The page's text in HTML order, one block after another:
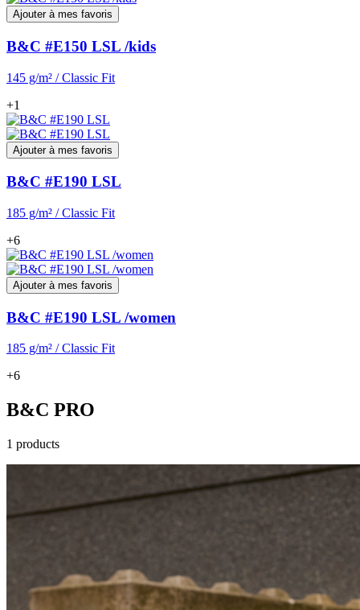
Ajouter à mes favoris
B&C #E150 LSL /kids
145 g/m² / Classic Fit
+1
Ajouter à mes favoris
B&C #E190 LSL
185 g/m² / Classic Fit
+6
Ajouter à mes favoris
B&C #E190 LSL /women
185 g/m² / Classic Fit
+6
B&C PRO
1 products